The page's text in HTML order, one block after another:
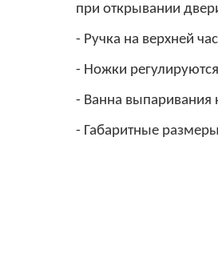
при открывании
- Ручка на верхней
- Ножки
- Ванна выпаривания
- Габаритные